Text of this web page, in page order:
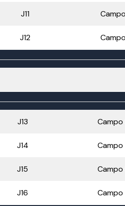
J11
J12
J13 Campo
J14 Campo
J15 Campo
J16 Campo